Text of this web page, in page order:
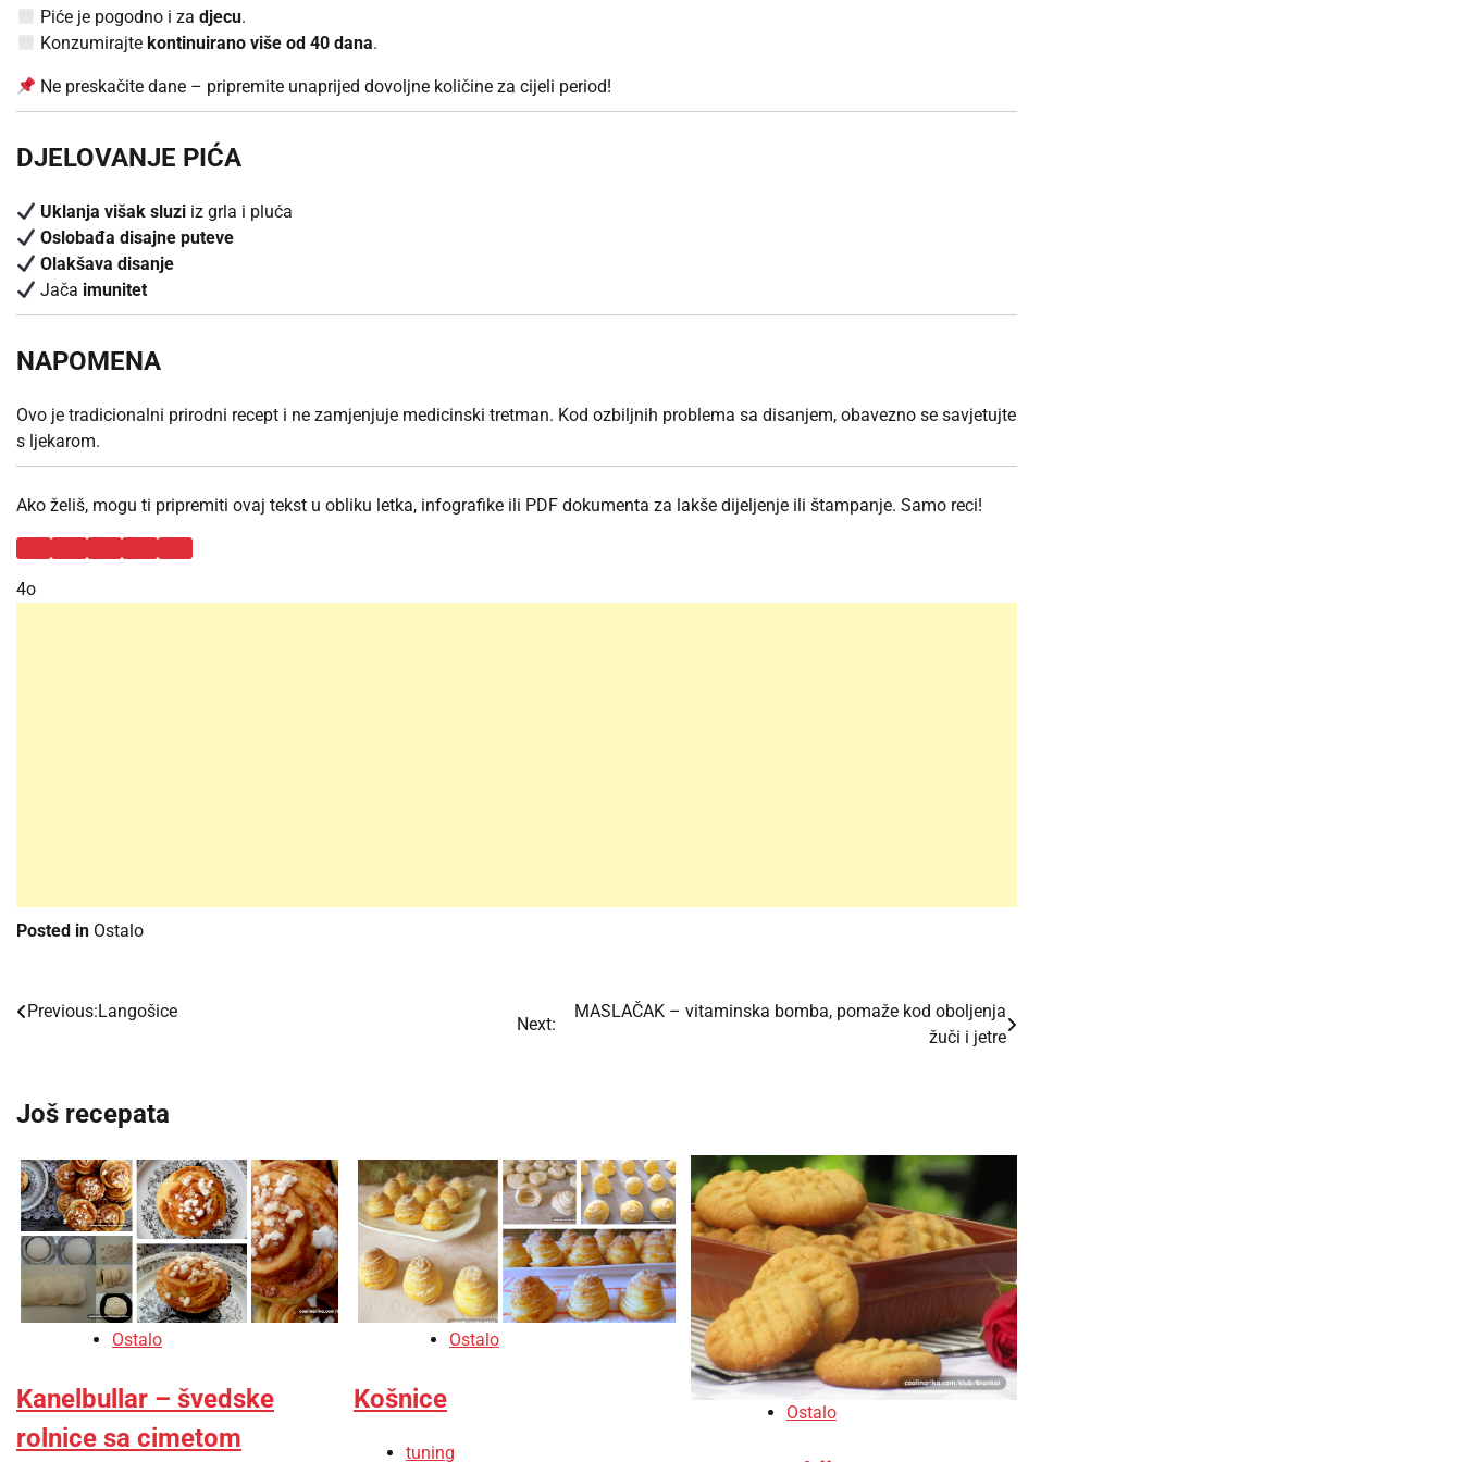
Piće je pogodno i zadjecu.
Konzumirajte kontinuirano više od 40 dana.
Ne preskačite dane – pripremite unaprijed dovoljne količine za cijeli period!
DJELOVANJE PIĆA
Uklanja višak sluzi iz grla i pluća
Oslobađa disajne puteve
Olakšava disanje
Jača imunitet
NAPOMENA
Ovo je tradicionalni prirodni recept i ne zamjenjuje medicinski tretman. Kod ozbiljnih problema sa disanjem, obavezno se savjetujte
s ljekarom.
Ako želiš, mogu ti pripremiti ovaj tekst u obliku letka, infografike ili PDF dokumenta za lakše dijeljenje ili štampanje. Samo reci!
4o
Posted in Ostalo
Post
Previous:Langošice
Next:
MASLAČAK – vitaminska bomba, pomaže kod oboljenja
žuči i jetre
Još recepata
Ostalo
Kanelbullar – švedske
rolnice sa cimetom
Ostalo
Košnice
tuning
Ostalo